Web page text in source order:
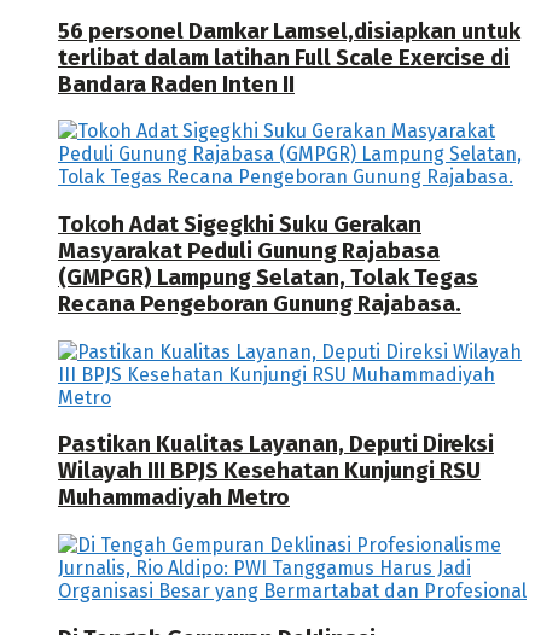
56 personel Damkar Lamsel,disiapkan untuk
terlibat dalam latihan Full Scale Exercise di
Bandara Raden Inten II
Tokoh Adat Sigegkhi Suku Gerakan
Masyarakat Peduli Gunung Rajabasa
(GMPGR) Lampung Selatan, Tolak Tegas
Recana Pengeboran Gunung Rajabasa.
Pastikan Kualitas Layanan, Deputi Direksi
Wilayah III BPJS Kesehatan Kunjungi RSU
Muhammadiyah Metro